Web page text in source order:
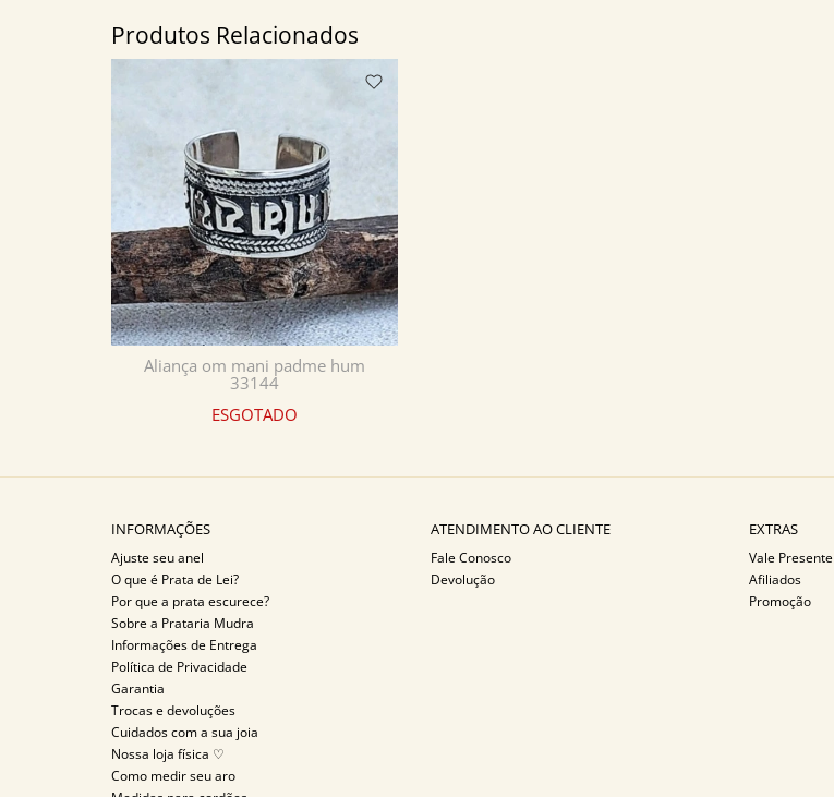
Produtos Relacionados
Aliança om mani padme hum
33144
ESGOTADO
INFORMAÇÕES
Ajuste seu anel
O que é Prata de Lei?
Por que a prata escurece?
Sobre a Prataria Mudra
Informações de Entrega
Política de Privacidade
Garantia
Trocas e devoluções
Cuidados com a sua joia
Nossa loja física ♡
Como medir seu aro
ATENDIMENTO AO CLIENTE
Fale Conosco
Devolução
EXTRAS
Vale Presente
Afiliados
Promoção